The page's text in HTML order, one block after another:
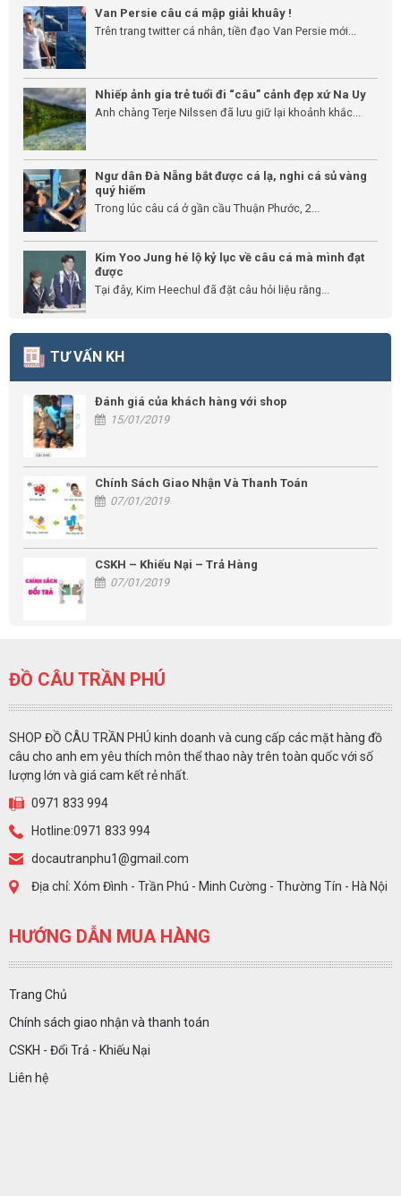
Van Persie câu cá mập giải khuây !
Trên trang twitter cá nhân, tiền đạo Van Persie mới...
Nhiếp ảnh gia trẻ tuổi đi “câu” cảnh đẹp xứ Na Uy
Anh chàng Terje Nilssen đã lưu giữ lại khoảnh khắc...
Ngư dân Đà Nẵng bắt được cá lạ, nghi cá sủ vàng
quý hiếm
Trong lúc câu cá ở gần cầu Thuận Phước, 2...
Kim Yoo Jung hé lộ kỷ lục về câu cá mà mình đạt
được
Tại đây, Kim Heechul đã đặt câu hỏi liệu rằng...
TƯ VẤN KH
Đánh giá của khách hàng với shop
15/01/2019
Chính Sách Giao Nhận Và Thanh Toán
07/01/2019
CSKH – Khiếu Nại – Trả Hàng
07/01/2019
ĐỒ CÂU TRẦN PHÚ
SHOP ĐỒ CÂU TRẦN PHÚ kinh doanh và cung cấp các mặt hàng đồ
câu cho anh em yêu thích môn thể thao này trên toàn quốc với số
lượng lớn và giá cam kết rẻ nhất.
0971 833 994
Hotline:0971 833 994
docautranphu1@gmail.com
Địa chỉ: Xóm Đình - Trần Phú - Minh Cường - Thường Tín - Hà Nội
HƯỚNG DẪN MUA HÀNG
Trang Chủ
Chính sách giao nhận và thanh toán
CSKH - Đổi Trả - Khiếu Nại
Liên hệ